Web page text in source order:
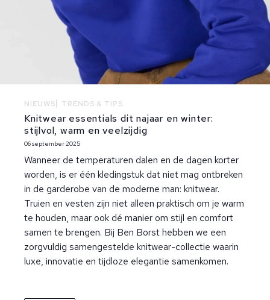
NIEUWS TRENDS & TIPS
Knitwear essentials dit najaar en winter:
stijlvol, warm en veelzijdig
06 september 2025
Wanneer de temperaturen dalen en de dagen korter
worden, is er één kledingstuk dat niet mag ontbreken
in de garderobe van de moderne man: knitwear.
Truien en vesten zijn niet alleen praktisch om je warm
te houden, maar ook dé manier om stijl en comfort
samen te brengen. Bij Ben Borst hebben we een
zorgvuldig samengestelde knitwear-collectie waarin
luxe, innovatie en tijdloze elegantie samenkomen.